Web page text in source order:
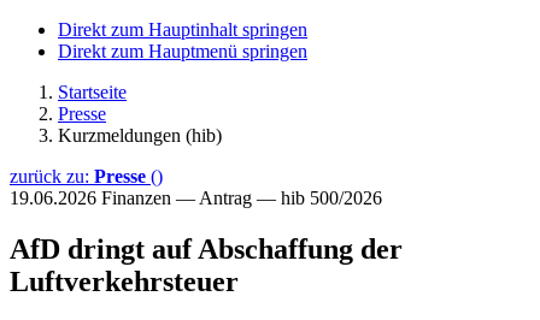
Direkt zum Hauptinhalt springen
Direkt zum Hauptmenü springen
Startseite
Presse
Kurzmeldungen (hib)
zurück zu: Presse ()
19.06.2026 Finanzen — Antrag — hib 500/2026
AfD dringt auf Abschaffung der
Luftverkehrsteuer